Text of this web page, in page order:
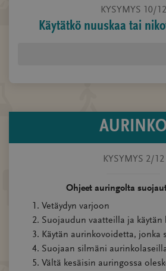
KYSYMYS 10/12
Käytätkö nuuskaa tai
KYSYMYS 2/12
Ohjeet auringolta
Vetäydyn varjoon
Suojaudun vaatteilla ja käytän
Käytän aurinkovoidetta, jonka
Suojaan silmäni
Vältä kesäisin auringossa